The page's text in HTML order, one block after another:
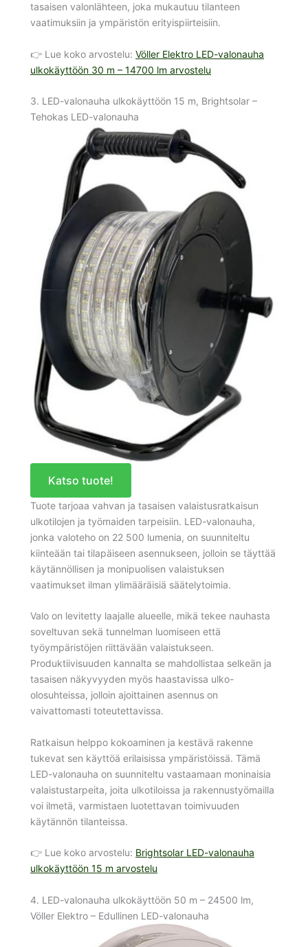
tasaisen valonlähteen, joka mukautuu tilanteen
vaatimuksiin ja ympäristön erityispiirteisiin.
👉 Lue koko arvostelu: Völler Elektro LED-valonauha
ulkokäyttöön 30 m – 14700 lm arvostelu
3. LED-valonauha ulkokäyttöön 15 m, Brightsolar –
Tehokas LED-valonauha
Katso tuote!
Tuote tarjoaa vahvan ja tasaisen valaistusratkaisun
ulkotilojen ja työmaiden tarpeisiin. LED-valonauha,
jonka valoteho on 22 500 lumenia, on suunniteltu
kiinteään tai tilapäiseen asennukseen, jolloin se täyttää
käytännöllisen ja monipuolisen valaistuksen
vaatimukset ilman ylimääräisiä säätelytoimia.
Valo on levitetty laajalle alueelle, mikä tekee nauhasta
soveltuvan sekä tunnelman luomiseen että
työympäristöjen riittävään valaistukseen.
Produktiivisuuden kannalta se mahdollistaa selkeän ja
tasaisen näkyvyyden myös haastavissa ulko-
olosuhteissa, jolloin ajoittainen asennus on
vaivattomasti toteutettavissa.
Ratkaisun helppo kokoaminen ja kestävä rakenne
tukevat sen käyttöä erilaisissa ympäristöissä. Tämä
LED-valonauha on suunniteltu vastaamaan moninaisia
valaistustarpeita, joita ulkotiloissa ja rakennustyömailla
voi ilmetä, varmistaen luotettavan toimivuuden
käytännön tilanteissa.
👉 Lue koko arvostelu: Brightsolar LED-valonauha
ulkokäyttöön 15 m arvostelu
4. LED-valonauha ulkokäyttöön 50 m – 24500 lm,
Völler Elektro – Edullinen LED-valonauha